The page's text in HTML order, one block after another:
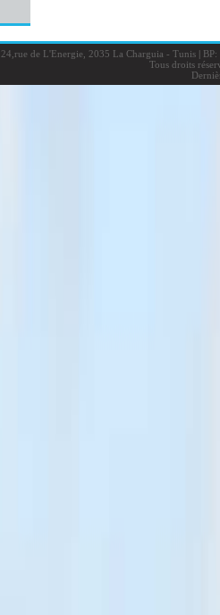
de L'Energie, 2035 La Charguia - Tunis |BP:
Tous droits